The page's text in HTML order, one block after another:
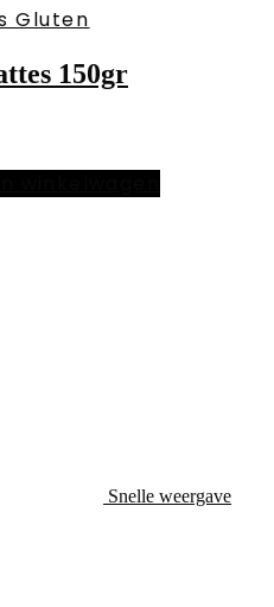
Gluten
150gr
Snelle weergave